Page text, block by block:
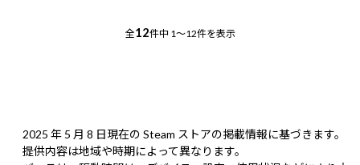
全12件中 1～12件を表示
2025 年 5 月 8 日現在の Steam ストアの掲載情報に基づきます。
提供内容は地域や時期によって異なります。